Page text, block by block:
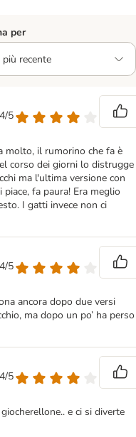
per
5
molto, il rumorino che fa è
corso dei giorni lo distrugge
ma l'ultima versione con
fa paura! Era meglio
I gatti invece non ci
5
ancora dopo due versi
ma dopo un po’ ha perso
5
e ci si diverte